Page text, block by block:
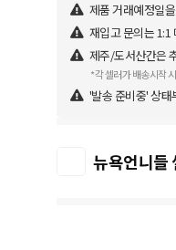
제품 거래예정일
재입고 문의는 1:1
제주/도서산간은
*각 셀러가 배송시작
'발송 준비중' 상
뉴욕언니들